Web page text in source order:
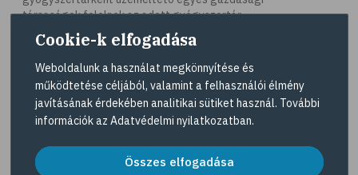
# @egeszsegmagazin
# öregedés
# retinol
# fényvédelem
társaságok felelnek az adott gyógyszertár
működésért. A Gyöngy gyógyszertárak listáját és
elérhetőségeit a Gyógyszertár kereső
tekintheti meg.
Navigáció
Dermokozmetikumok
Cookie-k elfogadása
Weboldalunk a használat megkönnyítése és
működtetése céljából, valamint a felhasználói élmény
javításának érdekében analitikai sütiket használ. További
információk az Adatvédelmi nyilatkozatban.
Összes elfogadása